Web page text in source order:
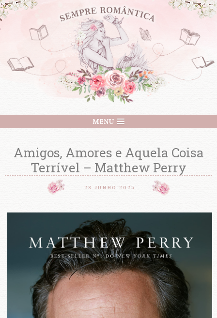
MENU
Amigos, Amores e Aquela Coisa
Terrível – Matthew Perry
23 JUNHO 2025